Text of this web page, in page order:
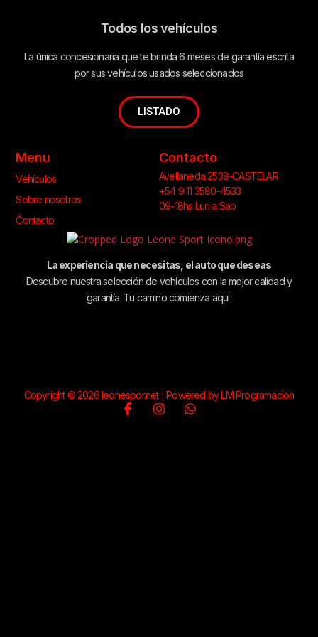
Todos los vehículos
La única concesionaria que te brinda 6 meses de garantía escrita
por sus vehículos usados seleccionados
LISTADO
Menu
Vehículos
Sobre nosotros
Contacto
Contacto
Avellaneda 2538-CASTELAR
+54 9 11 3580-4533
09-18hs Lun a Sab
La experiencia que necesitas, el auto que deseas
Descubre nuestra selección de vehículos con la mejor calidad y
garantía. Tu camino comienza aquí.
Copyright © 2026 leonespor.net | Powered by LM Programacion